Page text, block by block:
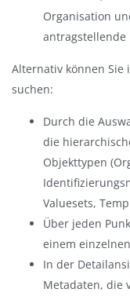
Organisation
antragstellende
Alternativ können Sie
suchen:
Durch die
die
Objekttypen
Valuesets,
Über jeden
einem
In der
Metadaten, die